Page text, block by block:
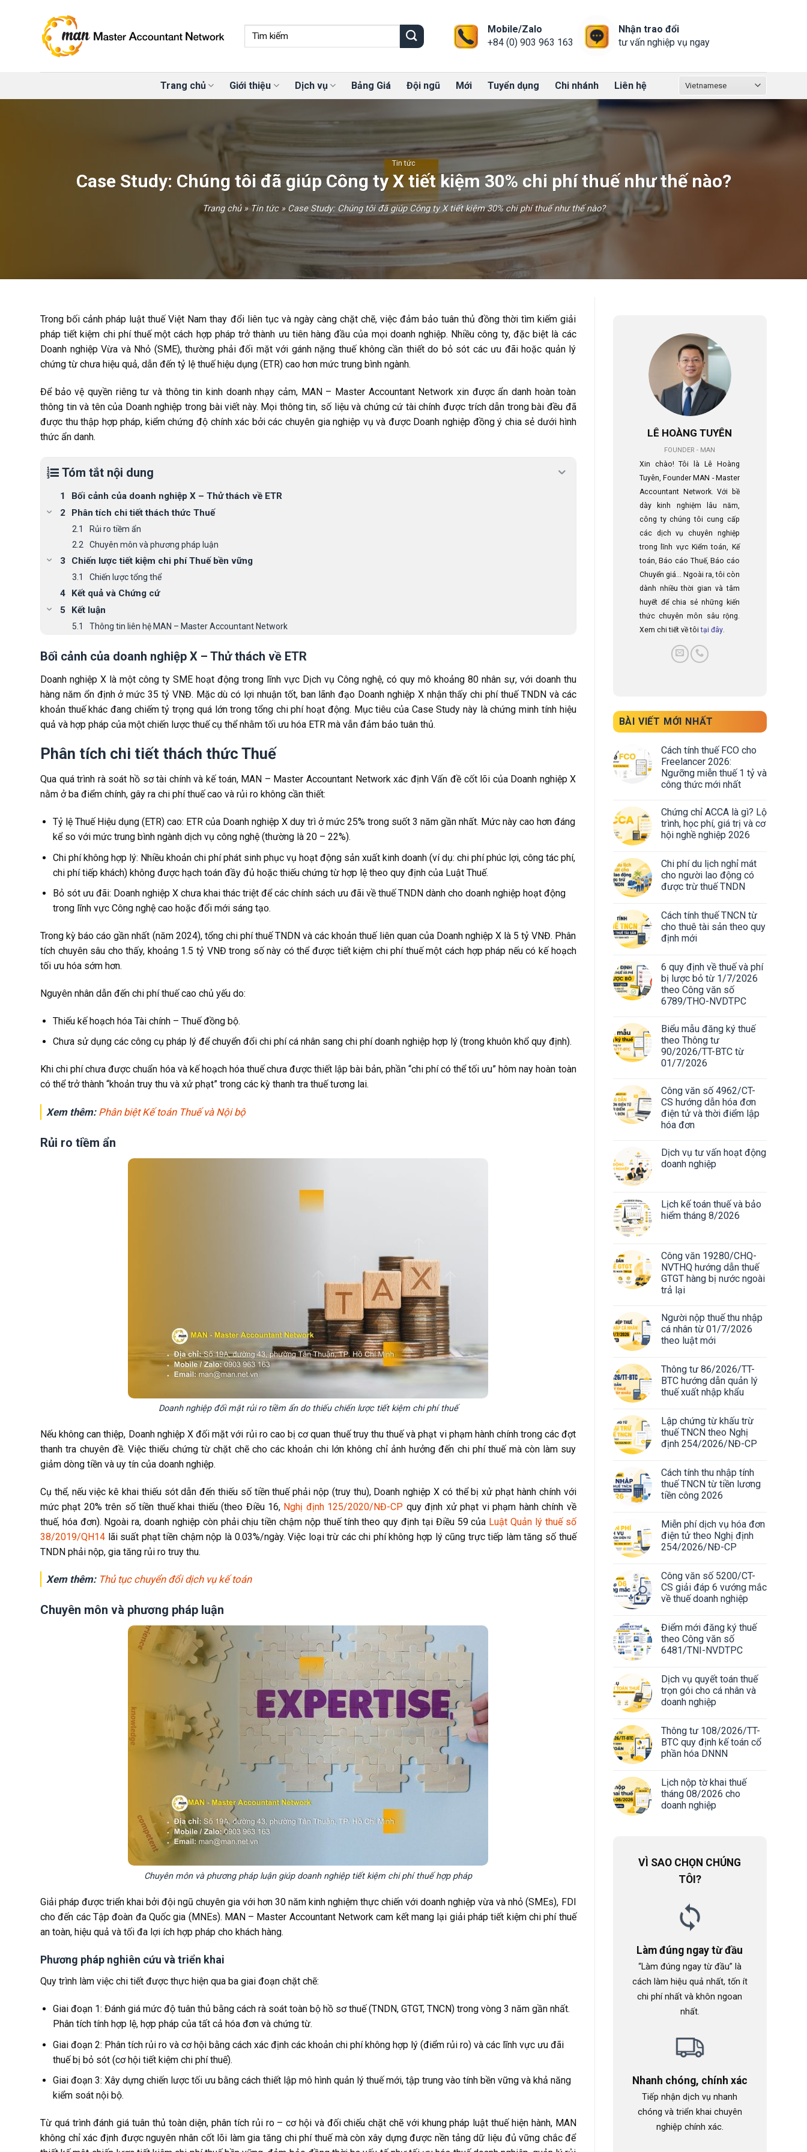
Mobile/Zalo
+84 (0) 903 963 163
Nhận trao đổi
tư vấn nghiệp vụ ngay
Trang chủ Giới thiệu Dịch vụ Bảng Giá Đội ngũ Mới Tuyển dụng Chi nhánh Liên hệ
Tin tức
Case Study: Chúng tôi đã giúp Công ty X tiết kiệm 30% chi phí thuế như thế nào?
Trang chủ» Tin tức» Case Study: Chúng tôi đã giúp Công ty X tiết kiệm 30% chi phí thuế như thế nào?
Trong bối cảnh pháp luật thuế Việt Nam thay đổi liên tục và ngày càng chặt chẽ, việc đảm bảo tuân thủ đồng thời tìm kiếm giải
pháp tiết kiệm chi phí thuế một cách hợp pháp trở thành ưu tiên hàng đầu của mọi doanh nghiệp. Nhiều công ty, đặc biệt là các
Doanh nghiệp Vừa và Nhỏ (SME), thường phải đối mặt với gánh nặng thuế không cần thiết do bỏ sót các ưu đãi hoặc quản lý
chứng từ chưa hiệu quả, dẫn đến tỷ lệ thuế hiệu dụng (ETR) cao hơn mức trung bình ngành.
Để bảo vệ quyền riêng tư và thông tin kinh doanh nhạy cảm, MAN – Master Accountant Network xin được ẩn danh hoàn toàn
thông tin và tên của Doanh nghiệp trong bài viết này. Mọi thông tin, số liệu và chứng cứ tài chính được trích dẫn trong bài đều đã
được thu thập hợp pháp, kiểm chứng độ chính xác bởi các chuyên gia nghiệp vụ và được Doanh nghiệp đồng ý chia sẻ dưới hình
thức ẩn danh.
Tóm tắt nội dung
Bối cảnh của doanh nghiệp X – Thử thách về ETR
Phân tích chi tiết thách thức Thuế
Rủi ro tiềm ẩn
Chuyên môn và phương pháp luận
Chiến lược tiết kiệm chi phí Thuế bền vững
Chiến lược tổng thể
Kết quả và Chứng cứ
Kết luận
Thông tin liên hệ MAN – Master Accountant Network
Bối cảnh của doanh nghiệp X – Thử thách về ETR
Doanh nghiệp X là một công ty SME hoạt động trong lĩnh vực Dịch vụ Công nghệ, có quy mô khoảng 80 nhân sự, với doanh thu
hàng năm ổn định ở mức 35 tỷ VNĐ. Mặc dù có lợi nhuận tốt, ban lãnh đạo Doanh nghiệp X nhận thấy chi phí thuế TNDN và các
khoản thuế khác đang chiếm tỷ trọng quá lớn trong tổng chi phí hoạt động. Mục tiêu của Case Study này là chứng minh tính hiệu
quả và hợp pháp của một chiến lược thuế cụ thể nhằm tối ưu hóa ETR mà vẫn đảm bảo tuân thủ.
Phân tích chi tiết thách thức Thuế
Qua quá trình rà soát hồ sơ tài chính và kế toán, MAN – Master Accountant Network xác định Vấn đề cốt lõi của Doanh nghiệp X
nằm ở ba điểm chính, gây ra chi phí thuế cao và rủi ro không cần thiết:
Tỷ lệ Thuế Hiệu dụng (ETR) cao: ETR của Doanh nghiệp X duy trì ở mức 25% trong suốt 3 năm gần nhất. Mức này cao hơn đáng
kể so với mức trung bình ngành dịch vụ công nghệ (thường là 20 – 22%).
Chi phí không hợp lý: Nhiều khoản chi phí phát sinh phục vụ hoạt động sản xuất kinh doanh (ví dụ: chi phí phúc lợi, công tác phí,
chi phí tiếp khách) không được hạch toán đầy đủ hoặc thiếu chứng từ hợp lệ theo quy định của Luật Thuế.
Bỏ sót ưu đãi: Doanh nghiệp X chưa khai thác triệt để các chính sách ưu đãi về thuế TNDN dành cho doanh nghiệp hoạt động
trong lĩnh vực Công nghệ cao hoặc đổi mới sáng tạo.
Trong kỳ báo cáo gần nhất (năm 2024), tổng chi phí thuế TNDN và các khoản thuế liên quan của Doanh nghiệp X là 5 tỷ VNĐ. Phân
tích chuyên sâu cho thấy, khoảng 1.5 tỷ VNĐ trong số này có thể được tiết kiệm chi phí thuế một cách hợp pháp nếu có kế hoạch
tối ưu hóa sớm hơn.
Nguyên nhân dẫn đến chi phí thuế cao chủ yếu do:
Thiếu kế hoạch hóa Tài chính – Thuế đồng bộ.
Chưa sử dụng các công cụ pháp lý để chuyển đổi chi phí cá nhân sang chi phí doanh nghiệp hợp lý (trong khuôn khổ quy định).
Khi chi phí chưa được chuẩn hóa và kế hoạch hóa thuế chưa được thiết lập bài bản, phần “chi phí có thể tối ưu” hôm nay hoàn toàn
có thể trở thành “khoản truy thu và xử phạt” trong các kỳ thanh tra thuế tương lai.
Xem thêm: Phân biệt Kế toán Thuế và Nội bộ
Rủi ro tiềm ẩn
Doanh nghiệp đối mặt rủi ro tiềm ẩn do thiếu chiến lược tiết kiệm chi phí thuế
Nếu không can thiệp, Doanh nghiệp X đối mặt với rủi ro cao bị cơ quan thuế truy thu thuế và phạt vi phạm hành chính trong các đợt
thanh tra chuyên đề. Việc thiếu chứng từ chặt chẽ cho các khoản chi lớn không chỉ ảnh hưởng đến chi phí thuế mà còn làm suy
giảm dòng tiền và uy tín của doanh nghiệp.
Cụ thể, nếu việc kê khai thiếu sót dẫn đến thiếu số tiền thuế phải nộp (truy thu), Doanh nghiệp X có thể bị xử phạt hành chính với
mức phạt 20% trên số tiền thuế khai thiếu (theo Điều 16, Nghị định 125/2020/NĐ-CP quy định xử phạt vi phạm hành chính về
thuế, hóa đơn). Ngoài ra, doanh nghiệp còn phải chịu tiền chậm nộp thuế tính theo quy định tại Điều 59 của Luật Quản lý thuế số
38/2019/QH14 lãi suất phạt tiền chậm nộp là 0.03%/ngày. Việc loại trừ các chi phí không hợp lý cũng trực tiếp làm tăng số thuế
TNDN phải nộp, gia tăng rủi ro truy thu.
Xem thêm: Thủ tục chuyển đổi dịch vụ kế toán
Chuyên môn và phương pháp luận
Chuyên môn và phương pháp luận giúp doanh nghiệp tiết kiệm chi phí thuế hợp pháp
Giải pháp được triển khai bởi đội ngũ chuyên gia với hơn 30 năm kinh nghiệm thực chiến với doanh nghiệp vừa và nhỏ (SMEs), FDI
cho đến các Tập đoàn đa Quốc gia (MNEs). MAN – Master Accountant Network cam kết mang lại giải pháp tiết kiệm chi phí thuế
an toàn, hiệu quả và tối đa lợi ích hợp pháp cho khách hàng.
Phương pháp nghiên cứu và triển khai
Quy trình làm việc chi tiết được thực hiện qua ba giai đoạn chặt chẽ:
Giai đoạn 1: Đánh giá mức độ tuân thủ bằng cách rà soát toàn bộ hồ sơ thuế (TNDN, GTGT, TNCN) trong vòng 3 năm gần nhất.
Phân tích tính hợp lệ, hợp pháp của tất cả hóa đơn và chứng từ.
Giai đoạn 2: Phân tích rủi ro và cơ hội bằng cách xác định các khoản chi phí không hợp lý (điểm rủi ro) và các lĩnh vực ưu đãi
thuế bị bỏ sót (cơ hội tiết kiệm chi phí thuế).
Giai đoạn 3: Xây dựng chiến lược tối ưu bằng cách thiết lập mô hình quản lý thuế mới, tập trung vào tính bền vững và khả năng
kiểm soát nội bộ.
Từ quá trình đánh giá tuân thủ toàn diện, phân tích rủi ro – cơ hội và đối chiếu chặt chẽ với khung pháp luật thuế hiện hành, MAN
không chỉ xác định được nguyên nhân cốt lõi làm gia tăng chi phí thuế mà còn xây dựng được nền tảng dữ liệu đủ vững chắc để
LÊ HOÀNG TUYÊN
FOUNDER - MAN
Xin chào! Tôi là Lê Hoàng
Tuyên, Founder MAN - Master
Accountant Network. Với bề
dày kinh nghiệm lâu năm,
công ty chúng tôi cung cấp
các dịch vụ chuyên nghiệp
trong lĩnh vực Kiểm toán, Kế
toán, Báo cáo Thuế, Báo cáo
Chuyển giá... Ngoài ra, tôi còn
dành nhiều thời gian và tâm
huyết để chia sẻ những kiến
thức chuyên môn sâu rộng.
Xem chi tiết về tôitại đây.
BÀI VIẾT MỚI NHẤT
Cách tính thuế FCO cho
Freelancer 2026:
Ngưỡng miễn thuế 1 tỷ và
công thức mới nhất
Chứng chỉ ACCA là gì? Lộ
trình, học phí, giá trị và cơ
hội nghề nghiệp 2026
Chi phí du lịch nghỉ mát
cho người lao động có
được trừ thuế TNDN
Cách tính thuế TNCN từ
cho thuê tài sản theo quy
định mới
6 quy định về thuế và phí
bị lược bỏ từ 1/7/2026
theo Công văn số
6789/THO-NVDTPC
Biểu mẫu đăng ký thuế
theo Thông tư
90/2026/TT-BTC từ
01/7/2026
Công văn số 4962/CT-
CS hướng dẫn hóa đơn
điện tử và thời điểm lập
hóa đơn
Dịch vụ tư vấn hoạt động
doanh nghiệp
Lịch kế toán thuế và bảo
hiểm tháng 8/2026
Công văn 19280/CHQ-
NVTHQ hướng dẫn thuế
GTGT hàng bị nước ngoài
trả lại
Người nộp thuế thu nhập
cá nhân từ 01/7/2026
theo luật mới
Thông tư 86/2026/TT-
BTC hướng dẫn quản lý
thuế xuất nhập khẩu
Lập chứng từ khấu trừ
thuế TNCN theo Nghị
định 254/2026/NĐ-CP
Cách tính thu nhập tính
thuế TNCN từ tiền lương
tiền công 2026
Miễn phí dịch vụ hóa đơn
điện tử theo Nghị định
254/2026/NĐ-CP
Công văn số 5200/CT-
CS giải đáp 6 vướng mắc
về thuế doanh nghiệp
Điểm mới đăng ký thuế
theo Công văn số
6481/TNI-NVDTPC
Dịch vụ quyết toán thuế
trọn gói cho cá nhân và
doanh nghiệp
Thông tư 108/2026/TT-
BTC quy định kế toán cổ
phần hóa DNNN
Lịch nộp tờ khai thuế
tháng 08/2026 cho
doanh nghiệp
VÌ SAO CHỌN CHÚNG
TÔI?
Làm đúng ngay từ đầu
“Làm đúng ngay từ đầu” là
cách làm hiệu quả nhất, tốn ít
chi phí nhất và khôn ngoan
nhất.
Nhanh chóng, chính xác
Tiếp nhận dịch vụ nhanh
chóng và triển khai chuyên
nghiệp chính xác.